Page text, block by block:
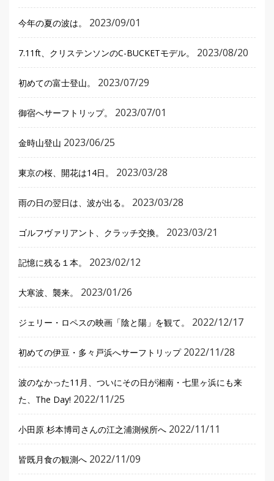
今年の夏の波は。 2023/09/01
7.11ft、クリステンソンのC-BUCKETモデル。 2023/08/20
初めての富士登山。 2023/07/29
御宿へサーフトリップ。 2023/07/01
金時山登山 2023/06/25
東京の桜、開花は14日。 2023/03/28
雨の日の翌日は、波が出る。 2023/03/28
ゴルフヴァリアント、クラッチ交換。 2023/03/21
記憶に残る１本。 2023/02/12
大寒波、襲来。 2023/01/26
ジェリー・ロペスの映画「陰と陽」を観て。 2022/12/17
初めての伊豆・多々戸浜へサーフトリップ 2022/11/28
波のなかった11月、ついにその日が湘南・七里ヶ浜にも来
た、The Day! 2022/11/25
小田原 杉本博司さんの江之浦測候所へ 2022/11/11
皆既月食の観測へ 2022/11/09